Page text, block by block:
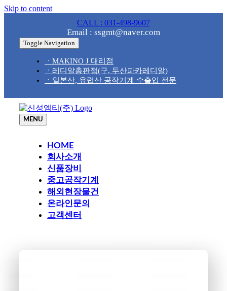
Skip to content
CALL : 031-498-9607
Email : ssgmt@naver.com
Toggle Navigation
ㆍMAKINO J 대리점
ㆍ레디알총판점(구, 두산파카레디알)
ㆍ일본산, 유럽산 공작기계 수출입 전문
MENU
HOME
회사소개
신품장비
중고공작기계
해외현장물건
온라인문의
고객센터